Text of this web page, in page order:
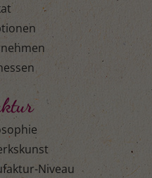
Niveau